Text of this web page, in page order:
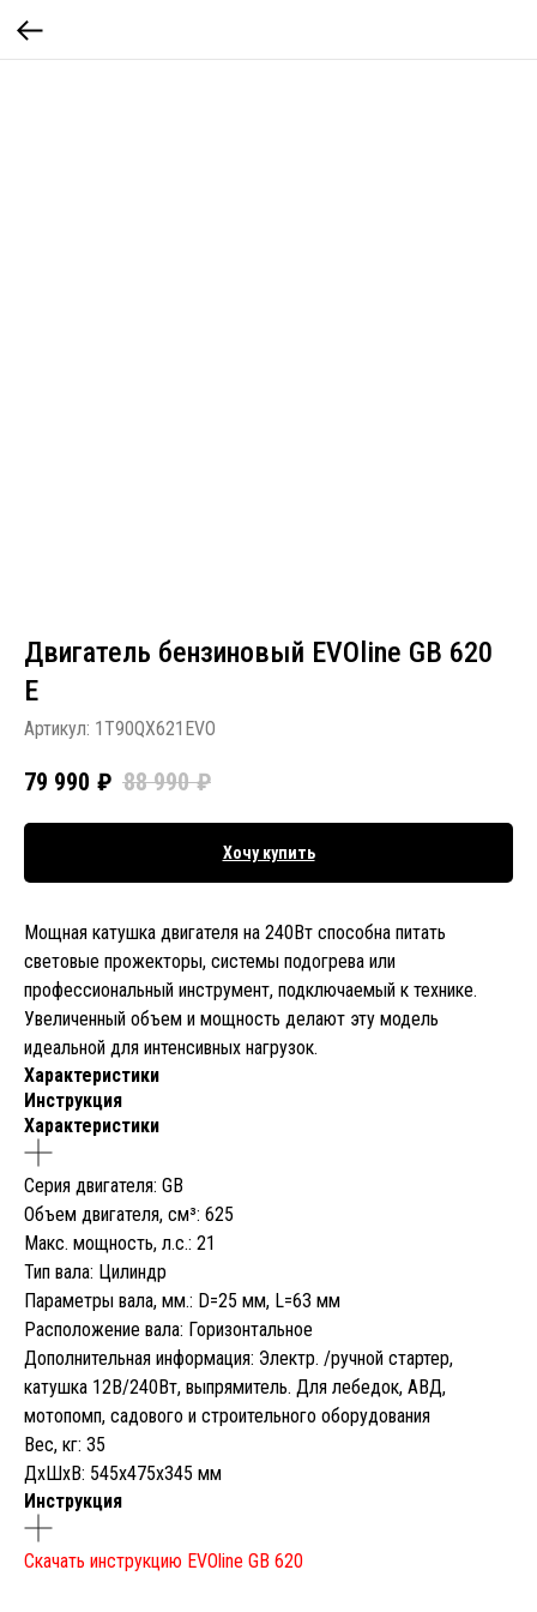
Двигатель бензиновый EVOline GB 620
E
Артикул: 1T90QX621EVO
79 990 ₽ 88 990 ₽
Хочу купить
Мощная катушка двигателя на 240Вт способна питать
световые прожекторы, системы подогрева или
профессиональный инструмент, подключаемый к технике.
Увеличенный объем и мощность делают эту модель
идеальной для интенсивных нагрузок.
Характеристики
Инструкция
Характеристики
Серия двигателя: GB
Объем двигателя, cм³: 625
Макс. мощность, л.с.: 21
Тип вала: Цилиндр
Параметры вала, мм.: D=25 мм, L=63 мм
Расположение вала: Горизонтальное
Дополнительная информация: Электр. /ручной стартер,
катушка 12В/240Вт, выпрямитель. Для лебедок, АВД,
мотопомп, садового и строительного оборудования
Вес, кг: 35
ДxШxВ: 545x475x345 мм
Инструкция
Скачать инструкцию EVOline GB 620